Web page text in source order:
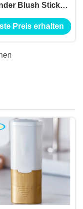
Blush Stick,
Lippenstift,
Preis erhalten